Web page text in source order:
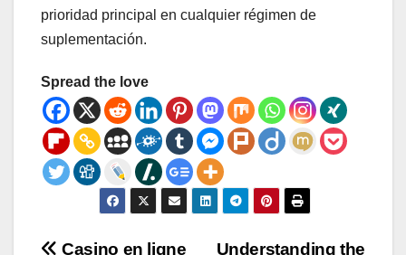
prioridad principal en cualquier régimen de
suplementación.
Spread the love
Understanding the
Casino en ligne